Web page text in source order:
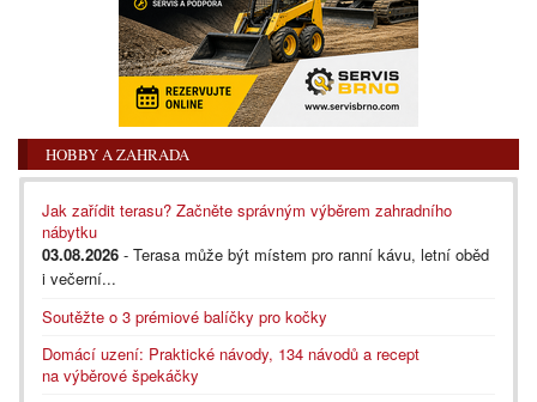
HOBBY A ZAHRADA
Jak zařídit terasu? Začněte správným výběrem zahradního
nábytku
03.08.2026 - Terasa může být místem pro ranní kávu, letní oběd
i večerní...
Soutěžte o 3 prémiové balíčky pro kočky
Domácí uzení: Praktické návody, 134 návodů a recept
na výběrové špekáčky